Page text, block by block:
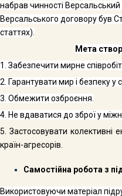
набрав чинності
Версальського договору був
статтях).
Мета
1. Забезпечити мирне
2. Гарантувати мир і безпеку у
3. Обмежити озброєння.
4. Не вдаватися до зброї у
5. Застосовувати колективні
країн-агресорів.
Самостійна робота з
Використовуючи матеріал